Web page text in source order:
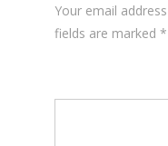
Your email
fields are marked *